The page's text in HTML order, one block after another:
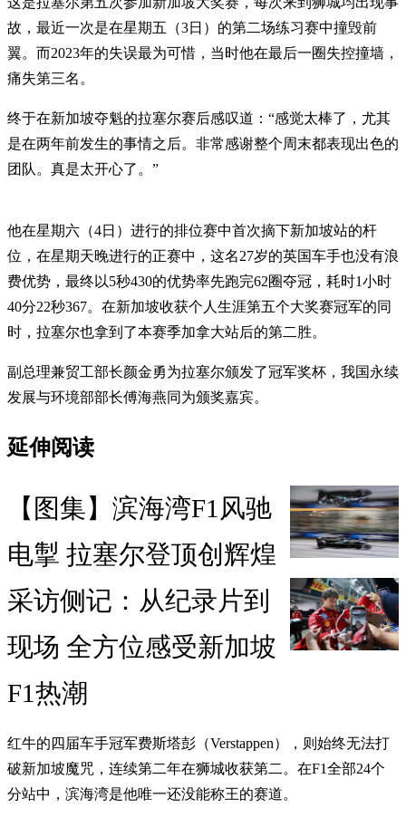
故，最近一次是在星期五（3日）的第二场练习赛中撞毁前
翼。而2023年的失误最为可惜，当时他在最后一圈失控撞墙，
痛失第三名。
终于在新加坡夺魁的拉塞尔赛后感叹道：“感觉太棒了，尤其
是在两年前发生的事情之后。非常感谢整个周末都表现出色的
团队。真是太开心了。”
他在星期六（4日）进行的排位赛中首次摘下新加坡站的杆
位，在星期天晚进行的正赛中，这名27岁的英国车手也没有浪
费优势，最终以5秒430的优势率先跑完62圈夺冠，耗时1小时
40分22秒367。在新加坡收获个人生涯第五个大奖赛冠军的同
时，拉塞尔也拿到了本赛季加拿大站后的第二胜。
副总理兼贸工部长颜金勇为拉塞尔颁发了冠军奖杯，我国永续
发展与环境部部长傅海燕同为颁奖嘉宾。
延伸阅读
【图集】滨海湾F1风驰
电掣 拉塞尔登顶创辉煌
采访侧记：从纪录片到
现场 全方位感受新加坡
F1热潮
红牛的四届车手冠军费斯塔彭（Verstappen），则始终无法打
破新加坡魔咒，连续第二年在狮城收获第二。在F1全部24个
分站中，滨海湾是他唯一还没能称王的赛道。